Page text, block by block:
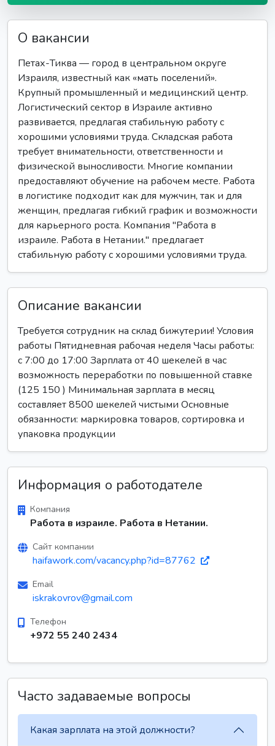
О вакансии
Петах-Тиква — город в центральном округе
Израиля, известный как «мать поселений».
Крупный промышленный и медицинский центр.
Логистический сектор в Израиле активно
развивается, предлагая стабильную работу с
хорошими условиями труда. Складская работа
требует внимательности, ответственности и
физической выносливости. Многие компании
предоставляют обучение на рабочем месте. Работа
в логистике подходит как для мужчин, так и для
женщин, предлагая гибкий график и возможности
для карьерного роста. Компания "Работа в
израиле. Работа в Нетании." предлагает
стабильную работу с хорошими условиями труда.
Описание вакансии
Требуется сотрудник на склад бижутерии! Условия
работы Пятидневная рабочая неделя Часы работы:
с 7:00 до 17:00 Зарплата от 40 шекелей в час
возможность переработки по повышенной ставке
(125 150 ) Минимальная зарплата в месяц
составляет 8500 шекелей чистыми Основные
обязанности: маркировка товаров, сортировка и
упаковка продукции
Информация о работодателе
Компания
Работа в израиле. Работа в Нетании.
Сайт компании
haifawork.com/vacancy.php?id=87762
Email
iskrakovrov@gmail.com
Телефон
+972 55 240 2434
Часто задаваемые вопросы
Какая зарплата на этой должности?